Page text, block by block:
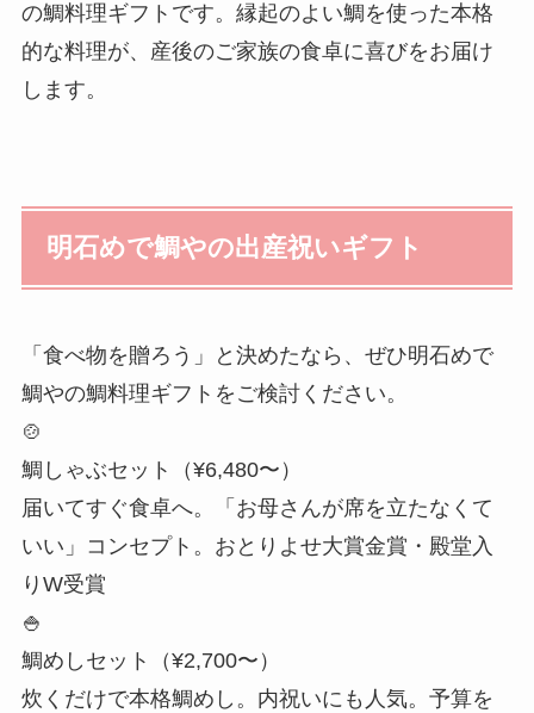
の鯛料理ギフトです。縁起のよい鯛を使った本格
的な料理が、産後のご家族の食卓に喜びをお届け
します。
明石めで鯛やの出産祝いギフト
「食べ物を贈ろう」と決めたなら、ぜひ明石めで
鯛やの鯛料理ギフトをご検討ください。
🍲
鯛しゃぶセット（¥6,480〜）
届いてすぐ食卓へ。「お母さんが席を立たなくて
いい」コンセプト。おとりよせ大賞金賞・殿堂入
りW受賞
🍚
鯛めしセット（¥2,700〜）
炊くだけで本格鯛めし。内祝いにも人気。予算を